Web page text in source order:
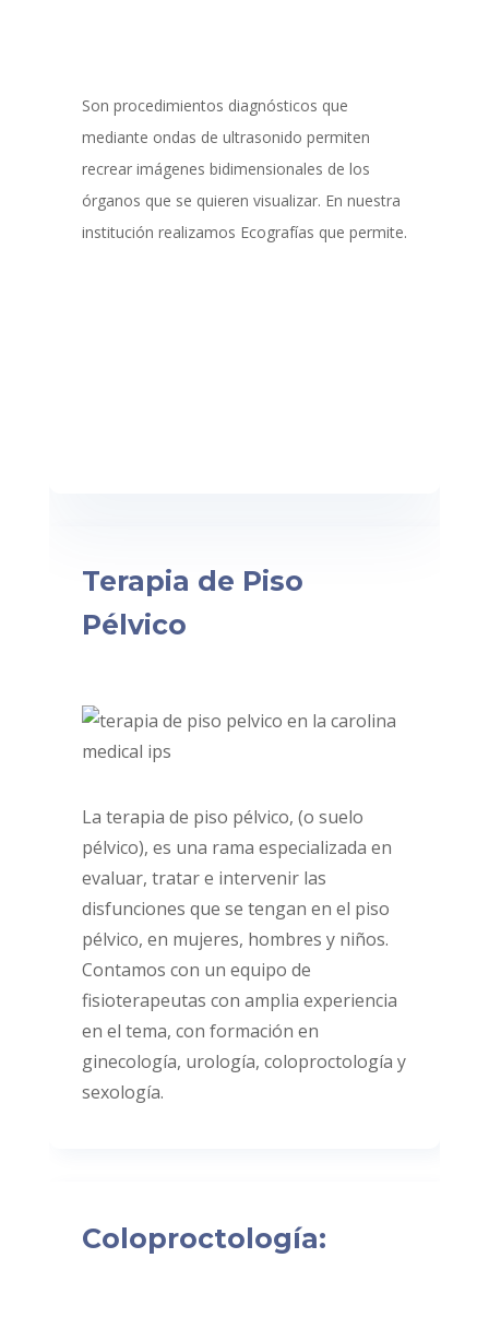
Son procedimientos diagnósticos que
mediante ondas de ultrasonido permiten
recrear imágenes bidimensionales de los
órganos que se quieren visualizar. En nuestra
institución realizamos Ecografías que permite.
Terapia de Piso
Pélvico
La terapia de piso pélvico, (o suelo
pélvico), es una rama especializada en
evaluar, tratar e intervenir las
disfunciones que se tengan en el piso
pélvico, en mujeres, hombres y niños.
Contamos con un equipo de
fisioterapeutas con amplia experiencia
en el tema, con formación en
ginecología, urología, coloproctología y
sexología.
Coloproctología: